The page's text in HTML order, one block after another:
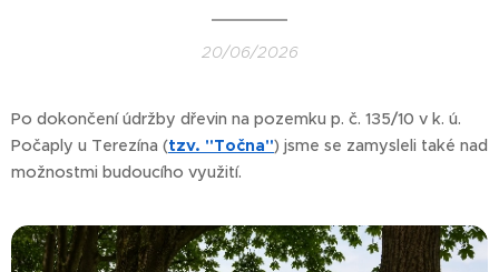
20/06/2026
Po dokončení údržby dřevin na pozemku p. č. 135/10 v k. ú.
Počaply u Terezína (tzv. "Točna") jsme se zamysleli také nad
možnostmi budoucího využití.